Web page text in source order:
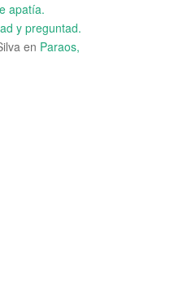
apatía.
y preguntad.
en Paraos,